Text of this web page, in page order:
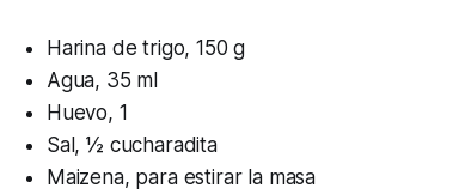
Harina de trigo, 150 g
Agua, 35 ml
Huevo, 1
Sal, ½ cucharadita
Maizena, para estirar la masa